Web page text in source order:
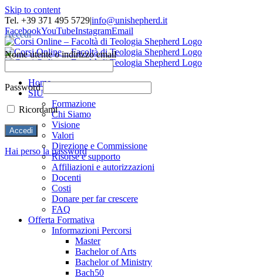
Skip to content
Tel. +39 371 495 5729|info@unishepherd.it
FacebookYouTubeInstagramEmail
Home
SIU
Formazione
Chi Siamo
Visione
Valori
Direzione e Commissione
Risorse e supporto
Affiliazioni e autorizzazioni
Docenti
Costi
Donare per far crescere
FAQ
Offerta Formativa
Informazioni Percorsi
Master
Bachelor of Arts
Bachelor of Ministry
Bach50
Accedi
Nome utente o indirizzo email
Password
Ricordami
Hai perso la password